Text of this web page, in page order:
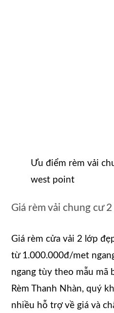
Ưu điểm rèm vải
west point
Giá rèm vải chung cư
Giá rèm cửa vải 2 lớp
từ 1.000.000đ/met
ngang tùy theo mẫu mã
Rèm Thanh Nhàn, quý
nhiều hỗ trợ về giá và